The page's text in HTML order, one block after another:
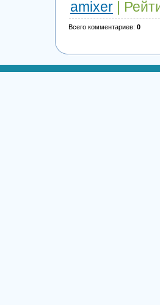
amixer |
Всего комментариев: 0